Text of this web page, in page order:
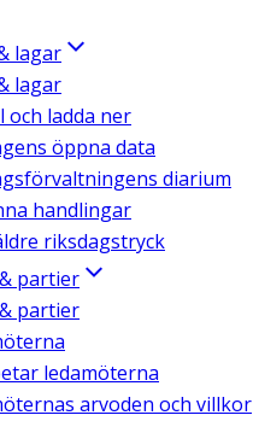
lagar
lagar
och ladda ner
öppna data
diarium
handlingar
riksdagstryck
partier
partier
ledamöterna
arvoden och villkor